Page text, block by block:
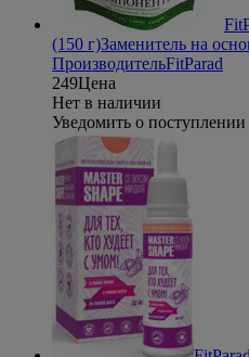
(150 г)Заменитель на
ПроизводительFitParad
249Цена
Нет в наличии
Уведомить о поступлении